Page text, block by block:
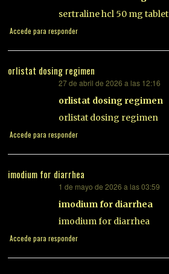
sertraline hcl 50 mg tablet
Accede para responder
orlistat dosing regimen
27 de abril de 2026 a las 12:16
orlistat dosing regimen
orlistat dosing regimen
Accede para responder
imodium for diarrhea
1 de mayo de 2026 a las 03:59
imodium for diarrhea
imodium for diarrhea
Accede para responder